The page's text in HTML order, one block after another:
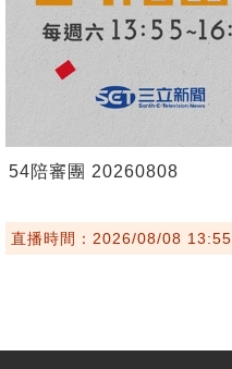
54陪審團 20260808
直播時間：2026/08/08 13:55